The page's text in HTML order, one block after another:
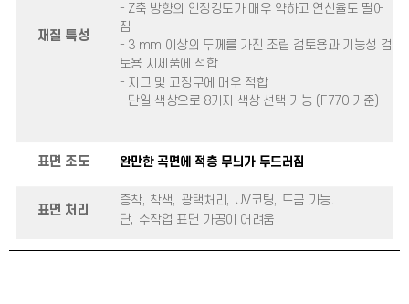
재질 특성
표면 조도
표면 처리
- Z축 방향의 인장강도가 매우 약하고 연신율도 떨어
짐
- 3 mm 이상의 두께를 가진 조립 검토용과 기능성 검
토용 시제품에 적합
- 지그 및 고정구에 매우 적합
- 단일 색상으로 8가지 색상 선택 가능 (F770 기준)
완만한 곡면에 적층 무늬가 두드러짐
증착, 착색, 광택처리, UV코팅, 도금 가능.
단, 수작업 표면 가공이 어려움